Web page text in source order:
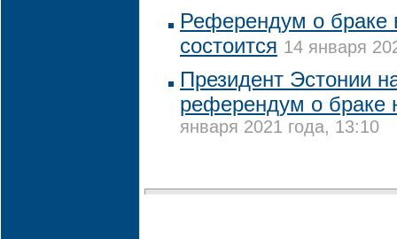
Референдум о браке
состоится 14 января
Президент Эстонии
референдум о браке
января 2021 года, 13:10